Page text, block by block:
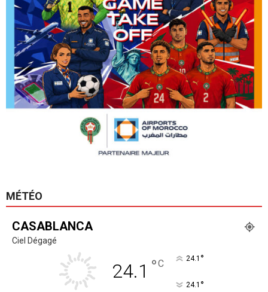
MÉTÉO
CASABLANCA
Ciel Dégagé
24.1 °C 24.1 °
24.1 °